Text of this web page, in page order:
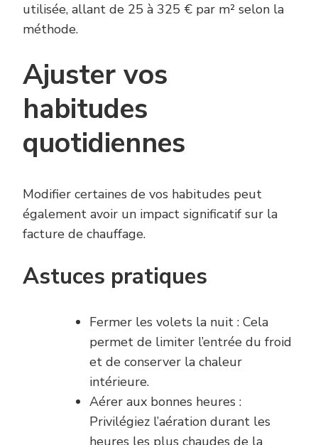
utilisée, allant de 25 à 325 € par m² selon la
méthode.
Ajuster vos
habitudes
quotidiennes
Modifier certaines de vos habitudes peut
également avoir un impact significatif sur la
facture de chauffage.
Astuces pratiques
Fermer les volets la nuit : Cela
permet de limiter l’entrée du froid
et de conserver la chaleur
intérieure.
Aérer aux bonnes heures :
Privilégiez l’aération durant les
heures les plus chaudes de la